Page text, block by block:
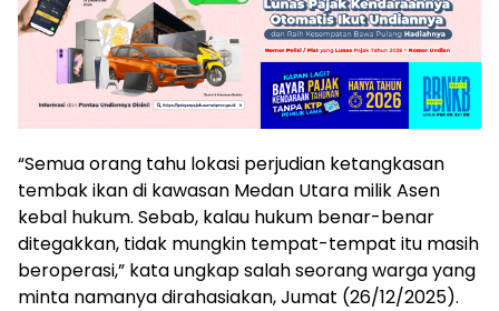
“Semua orang tahu lokasi perjudian ketangkasan
tembak ikan di kawasan Medan Utara milik Asen
kebal hukum. Sebab, kalau hukum benar-benar
ditegakkan, tidak mungkin tempat-tempat itu masih
beroperasi,” kata ungkap salah seorang warga yang
minta namanya dirahasiakan, Jumat (26/12/2025).